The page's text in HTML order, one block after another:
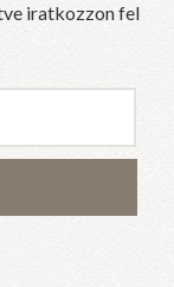
iratkozzon fel